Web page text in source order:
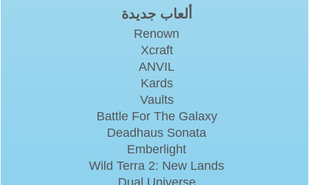
ألعاب جديدة
Renown
Xcraft
ANVIL
Kards
Vaults
Battle For The Galaxy
Deadhaus Sonata
Emberlight
Wild Terra 2: New Lands
Dual Universe